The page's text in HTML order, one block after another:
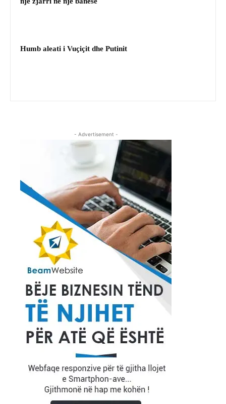
Humb aleati i Vuçiçit dhe Putinit
- Advertisement -